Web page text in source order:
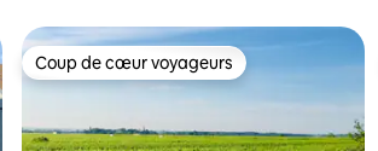
Coup de cœur voyageurs
Coup de cœur voyageurs